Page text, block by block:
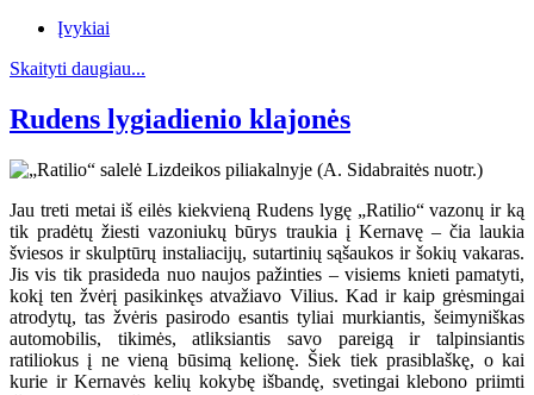
Įvykiai
Skaityti daugiau...
Rudens lygiadienio klajonės
Jau treti metai iš eilės kiekvieną Rudens lygę „Ratilio“ vazonų ir ką
tik pradėtų žiesti vazoniukų būrys traukia į Kernavę – čia laukia
šviesos ir skulptūrų instaliacijų, sutartinių sąšaukos ir šokių vakaras.
Jis vis tik prasideda nuo naujos pažinties – visiems knieti pamatyti,
kokį ten žvėrį pasikinkęs atvažiavo Vilius. Kad ir kaip grėsmingai
atrodytų, tas žvėris pasirodo esantis tyliai murkiantis, šeimyniškas
automobilis, tikimės, atliksiantis savo pareigą ir talpinsiantis
ratiliokus į ne vieną būsimą kelionę. Šiek tiek prasiblaškę, o kai
kurie ir Kernavės kelių kokybę išbandę, svetingai klebono priimti